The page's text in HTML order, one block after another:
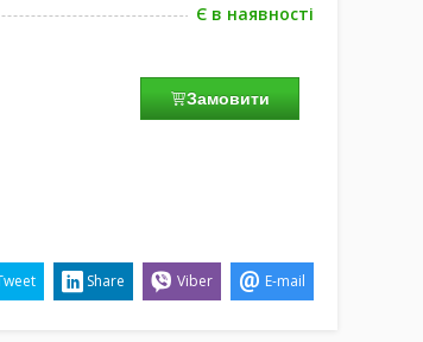
Є в наявності
Замовити
Share Viber E-mail